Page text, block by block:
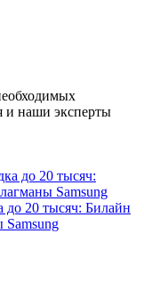
и наши эксперты
до 20 тысяч: Билайн
Samsung